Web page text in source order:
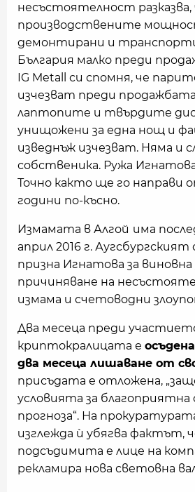
несъстоятелност разказва,
производствените
демонтирани и
България малко преди
IG Metall си спомня, че
изчезват преди
лаптопите и твърдите
унищожени за една нощ и
изведнъж изчезват. Няма и
собственика. Ружа Игнатова
Точно както ще го направи
години по-късно.
Измамата в Алгой има
април 2016 г. Аугсбургският
призна Игнатова за
причиняване на
измама и счетоводни
Два месеца преди
криптокралицата е
два месеца лишаване от
присъдата е отложена,
условията за благоприятна
прогноза“. На
изглежда ѝ убягва фактът,
подсъдимита е лице на
рекламира нова световна